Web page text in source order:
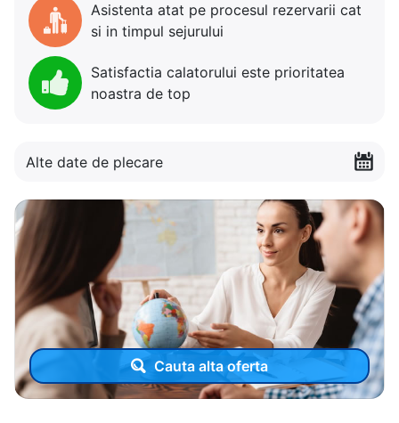
Asistenta atat pe procesul rezervarii cat
si in timpul sejurului
Satisfactia calatorului este prioritatea
noastra de top
Alte date de plecare
Cauta alta oferta